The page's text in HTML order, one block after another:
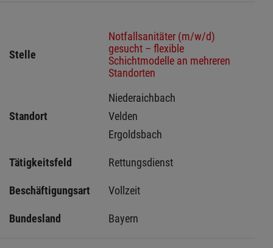
Stelle
Notfallsanitäter (m/w/d)
gesucht – flexible
Schichtmodelle an mehreren
Standorten
Standort
Niederaichbach
Velden
Ergoldsbach
Tätigkeitsfeld Rettungsdienst
Beschäftigungsart Vollzeit
Bundesland Bayern